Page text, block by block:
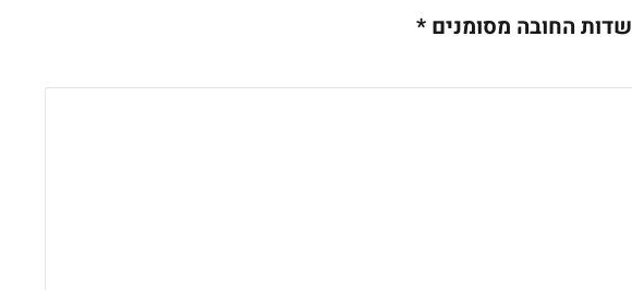
שדות החובה מסומנים*